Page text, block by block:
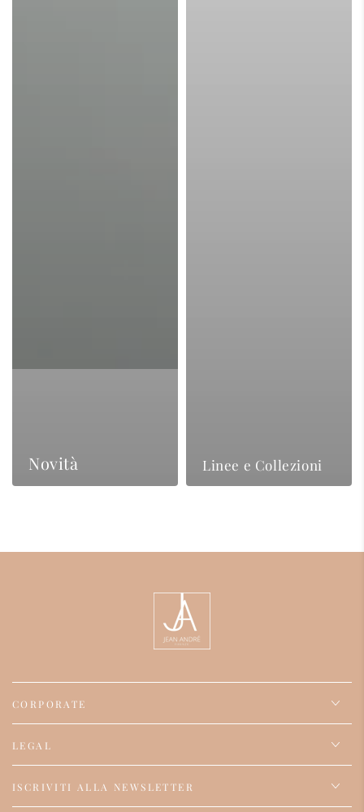
Novità Linee e Collezioni
CORPORATE
LEGAL
ISCRIVITI ALLA NEWSLETTER